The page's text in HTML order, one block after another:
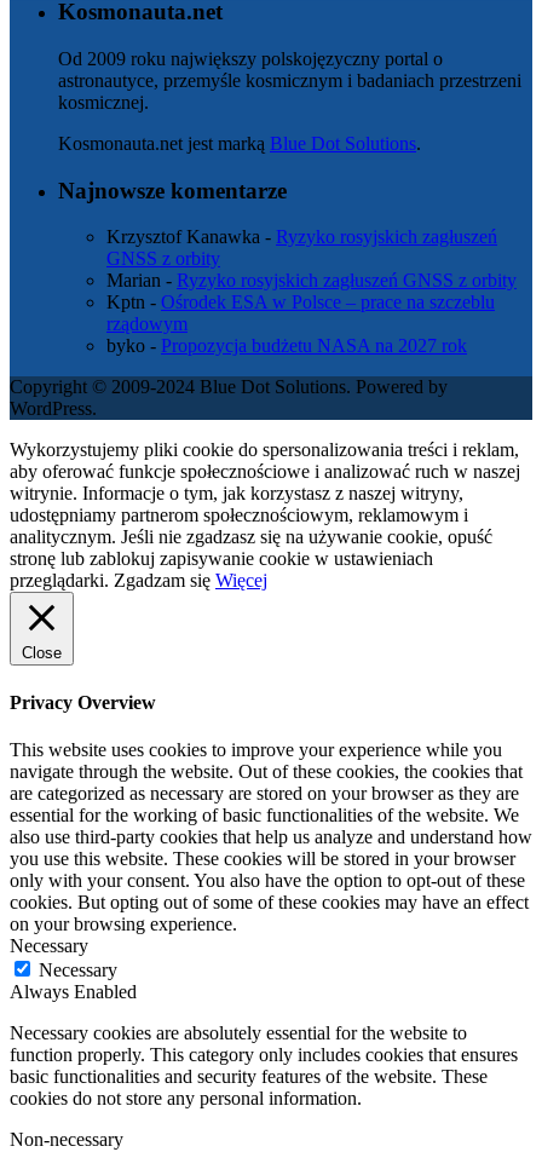
Kosmonauta.net
Od 2009 roku największy polskojęzyczny portal o
astronautyce, przemyśle kosmicznym i badaniach przestrzeni
kosmicznej.
Kosmonauta.net jest marką Blue Dot Solutions.
Najnowsze komentarze
Krzysztof Kanawka - Ryzyko rosyjskich zagłuszeń
GNSS z orbity
Marian - Ryzyko rosyjskich zagłuszeń GNSS z orbity
Kptn - Ośrodek ESA w Polsce – prace na szczeblu
rządowym
byko - Propozycja budżetu NASA na 2027 rok
Copyright © 2009-2024 Blue Dot Solutions. Powered by
WordPress.
Wykorzystujemy pliki cookie do spersonalizowania treści i reklam,
aby oferować funkcje społecznościowe i analizować ruch w naszej
witrynie. Informacje o tym, jak korzystasz z naszej witryny,
udostępniamy partnerom społecznościowym, reklamowym i
analitycznym. Jeśli nie zgadzasz się na używanie cookie, opuść
stronę lub zablokuj zapisywanie cookie w ustawieniach
przeglądarki. Zgadzam się Więcej
Close
Privacy Overview
This website uses cookies to improve your experience while you
navigate through the website. Out of these cookies, the cookies that
are categorized as necessary are stored on your browser as they are
essential for the working of basic functionalities of the website. We
also use third-party cookies that help us analyze and understand how
you use this website. These cookies will be stored in your browser
only with your consent. You also have the option to opt-out of these
cookies. But opting out of some of these cookies may have an effect
on your browsing experience.
Necessary
Necessary
Always Enabled
Necessary cookies are absolutely essential for the website to
function properly. This category only includes cookies that ensures
basic functionalities and security features of the website. These
cookies do not store any personal information.
Non-necessary